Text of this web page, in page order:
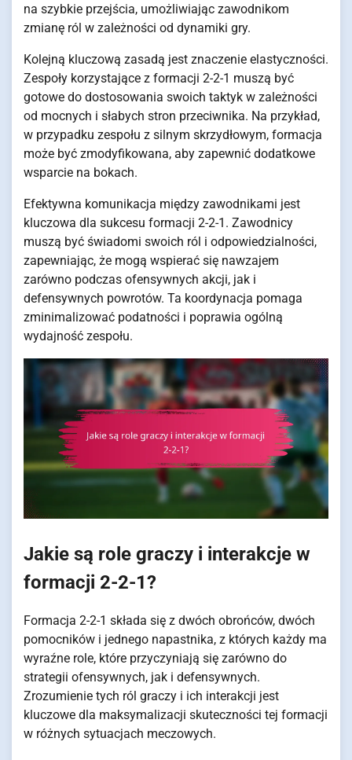
na szybkie przejścia, umożliwiając zawodnikom
zmianę ról w zależności od dynamiki gry.
Kolejną kluczową zasadą jest znaczenie elastyczności.
Zespoły korzystające z formacji 2-2-1 muszą być
gotowe do dostosowania swoich taktyk w zależności
od mocnych i słabych stron przeciwnika. Na przykład,
w przypadku zespołu z silnym skrzydłowym, formacja
może być zmodyfikowana, aby zapewnić dodatkowe
wsparcie na bokach.
Efektywna komunikacja między zawodnikami jest
kluczowa dla sukcesu formacji 2-2-1. Zawodnicy
muszą być świadomi swoich ról i odpowiedzialności,
zapewniając, że mogą wspierać się nawzajem
zarówno podczas ofensywnych akcji, jak i
defensywnych powrotów. Ta koordynacja pomaga
zminimalizować podatności i poprawia ogólną
wydajność zespołu.
Jakie są role graczy i interakcje w
formacji 2-2-1?
Formacja 2-2-1 składa się z dwóch obrońców, dwóch
pomocników i jednego napastnika, z których każdy ma
wyraźne role, które przyczyniają się zarówno do
strategii ofensywnych, jak i defensywnych.
Zrozumienie tych ról graczy i ich interakcji jest
kluczowe dla maksymalizacji skuteczności tej formacji
w różnych sytuacjach meczowych.